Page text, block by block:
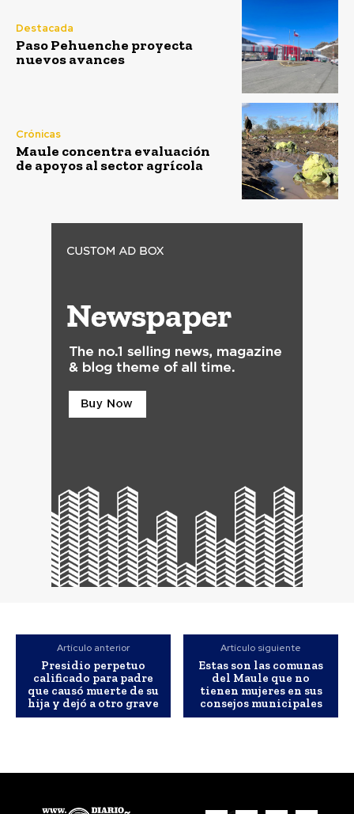
Destacada
Paso Pehuenche proyecta
nuevos avances
Crónicas
Maule concentra evaluación
de apoyos al sector agrícola
Artículo anterior
Presidio perpetuo
calificado para padre
que causó muerte de su
hija y dejó a otro grave
Artículo siguiente
Estas son las comunas
del Maule que no
tienen mujeres en sus
consejos municipales